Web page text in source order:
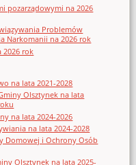
pozarządowymi na 2026
Problemów
Narkomanii na 2026 rok
2026 rok
na lata 2021-2028
Olsztynek na lata
na lata 2024-2026
na lata 2024-2028
Domowej i Ochrony Osób
Olsztynek na lata 2025-